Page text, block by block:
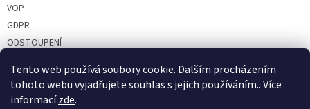
Tento web používá soubory cookie. Dalším procházením
tohoto webu vyjadřujete souhlas s jejich používáním.. Více
informacízde.
VOP
GDPR
ODSTOUPENÍ
PARTNEŘI